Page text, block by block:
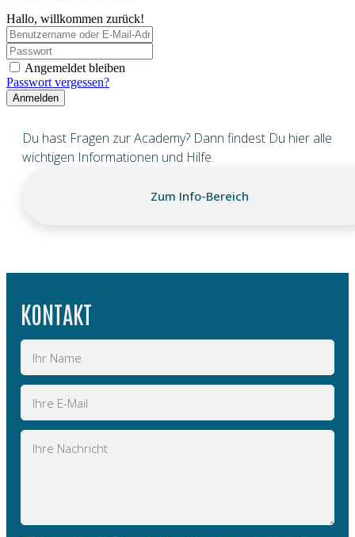
Hallo, willkommen zurück!
Angemeldet bleiben
Passwort vergessen?
Anmelden
Du hast Fragen zur Academy? Dann findest Du hier alle
wichtigen Informationen und Hilfe.
Zum Info-Bereich
KONTAKT
Name
E-
Mail
Nachricht